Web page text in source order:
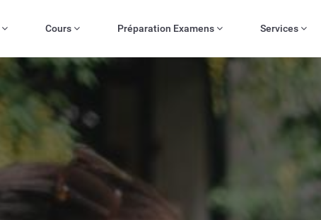
Cours Préparation Examens Services